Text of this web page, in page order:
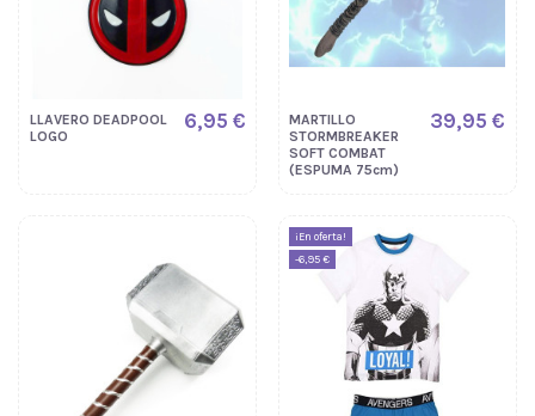
LLAVERO DEADPOOL
LOGO
6,95 €
MARTILLO
STORMBREAKER
SOFT COMBAT
(ESPUMA 75cm)
39,95 €
¡En oferta!
-6,95 €